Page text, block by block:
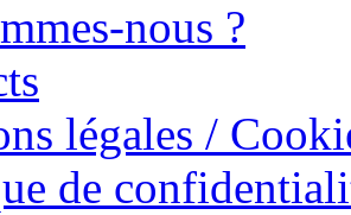
nous ?
légales /
de